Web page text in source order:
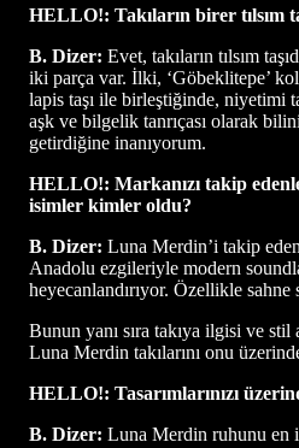
HELLO!: Takıların birer tılsım
B. Dizer: Evet, takıların tılsım
iki parça var. İlki, ‘Göbeklitepe’
lapis taşı ile birleştiğinde, niyetimi
aşk ve bilgelik tanrıçası olarak
getirdiğine inanıyorum.
HELLO!: Markanızı takip
isimler kimler oldu?
B. Dizer: Luna Merdin’i takip
Anadolu ezgileriyle modern
heyecanlandırıyor. Özellikle sahne
Bunun yanı sıra takıya ilgisi ve
Luna Merdin takılarını onu
HELLO!: Tasarımlarınızı
B. Dizer: Luna Merdin ruhunu en